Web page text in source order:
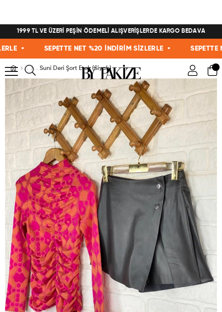
1999 TL VE ÜZERİ PEŞİN ÖDEMELİ ALIŞVERİŞLERDE KARGO BEDAVA
• SEPETTE NET %20 İNDİRİM SİZLERLE • SEPETTE
Suni Deri Şort Etek (Siyah)